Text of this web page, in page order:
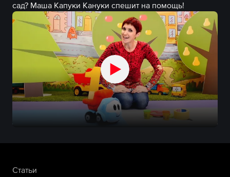
сад? Маша Капуки Кануки спешит на помощь!
Статьи